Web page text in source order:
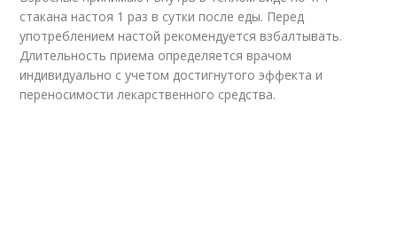
стакана настоя 1 раз в сутки после еды. Перед
употреблением настой рекомендуется взбалтывать.
Длительность приема определяется врачом
индивидуально с учетом достигнутого эффекта и
переносимости лекарственного средства.